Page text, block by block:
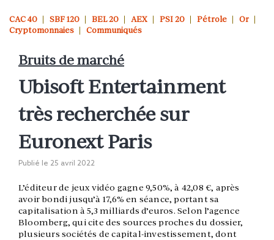
CAC 40 SBF 120 BEL 20 AEX PSI 20 Pétrole
Or
Cryptomonnaies
Communiqués
Bruits de marché
Ubisoft Entertainment
très recherchée sur
Euronext Paris
Publié le 25 avril 2022
L’éditeur de jeux vidéo gagne 9,50%, à 42,08 €, après
avoir bondi jusqu’à 17,6% en séance, portant sa
capitalisation à 5,3 milliards d’euros. Selon l’agence
Bloomberg, qui cite des sources proches du dossier,
plusieurs sociétés de capital-investissement, dont